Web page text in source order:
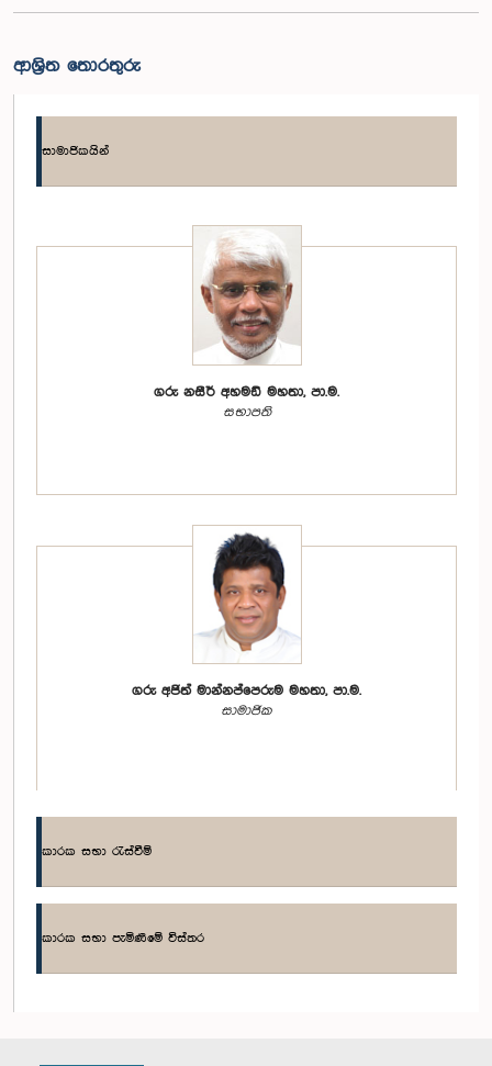
ආශ්‍රිත තොරතුරු
සාමාජිකයින්
ගරු නසීර් අහමඩ් මහතා, පා.ම.
සභාපති
ගරු අජිත් මාන්නප්පෙරුම මහතා, පා.ම.
සාමාජික
කාරක සභා රැස්වීම්
කාරක සභා පැමිණීමේ විස්තර